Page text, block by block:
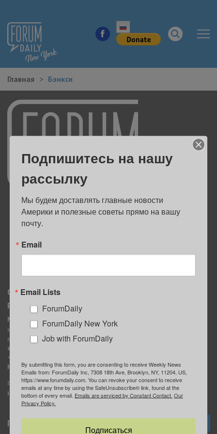
КУДА ПОЙТИ В ГОРОДЕ
ЗДОРОВЬЕ
РАБОТА И БИЗНЕС
ЖИЛЬЕ
ОБРАЗОВАНИЕ
Главная Бэнкси
О нас
Реклама
MediaKit
Контактное лицо:
Марина Баранчук
ad@forumdaily.com
+1 347-604-1261
Наши рекламодатели
E-mail редакции:
info@forumdaily.com
Группа “ИЩУ СОВЕТА”
ForumDaily
Подписка
Подпишитесь на нашу
рассылку
Мы будем доставлять главные новости
Америки и полезные советы прямо на вашу
почту.
Email
Email Lists
ForumDaily
ForumDaily New York
Job with ForumDaily
By submitting this form, you are consenting to receive Weekly News
Emails from: ForumDaily Inc, 7308 18th Ave, Brooklyn, NY, 11204, US,
https://www.forumdaily.com. You can revoke your consent to receive
emails at any time by using the SafeUnsubscribe® link, found at the
bottom of every email. Emails are serviced by Constant Contact. Our
Privacy Policy.
Подписаться